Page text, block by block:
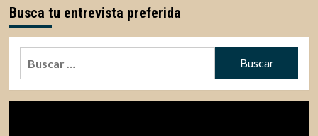
Busca tu entrevista preferida